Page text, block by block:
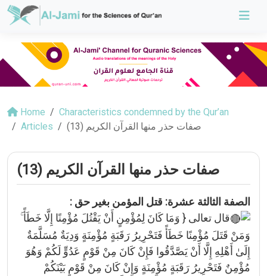
Home
Characteristics condemned by the Qur’an
Articles
صفات حذر منها القرآن الكريم (13)
صفات حذر منها القرآن الكريم (13)
الصفة الثالثة عشرة: قتل المؤمن بغير حق :
قال تعالى { وَمَا كَانَ لِمُؤْمِنٍ أَنْ يَقْتُلَ مُؤْمِنًا إِلَّا خَطَأً ۚ
وَمَنْ قَتَلَ مُؤْمِنًا خَطَأً فَتَحْرِيرُ رَقَبَةٍ مُؤْمِنَةٍ وَدِيَةٌ مُسَلَّمَةٌ
إِلَىٰ أَهْلِهِ إِلَّا أَنْ يَصَّدَّقُوا فَإِنْ كَانَ مِنْ قَوْمٍ عَدُوٍّ لَكُمْ وَهُوَ
مُؤْمِنٌ فَتَحْرِيرُ رَقَبَةٍ مُؤْمِنَةٍ وَإِنْ كَانَ مِنْ قَوْمٍ بَيْنَكُمْ